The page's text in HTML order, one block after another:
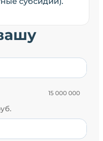
15 000 000